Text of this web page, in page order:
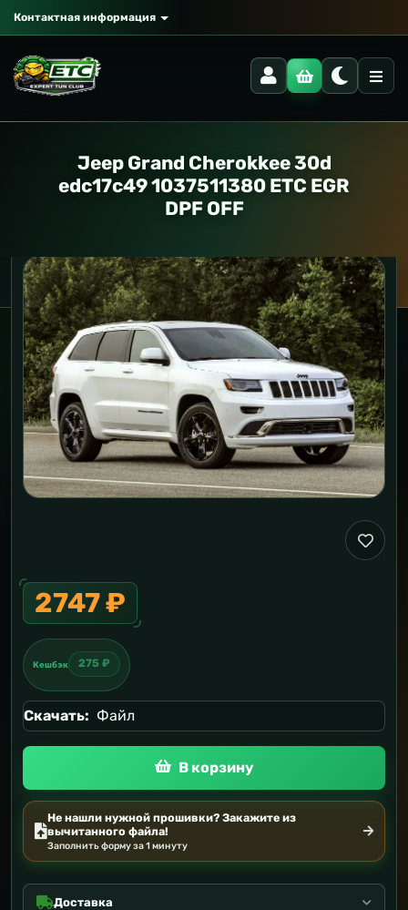
Контактная информация
Jeep Grand Cherokkee 30d
edc17c49 1037511380 ETC EGR
DPF OFF
2747 ₽
Кешбэк 275 ₽
Скачать: Файл
В корзину
Не нашли нужной прошивки? Закажите из
вычитанного файла!
Заполнить форму за 1 минуту
Доставка